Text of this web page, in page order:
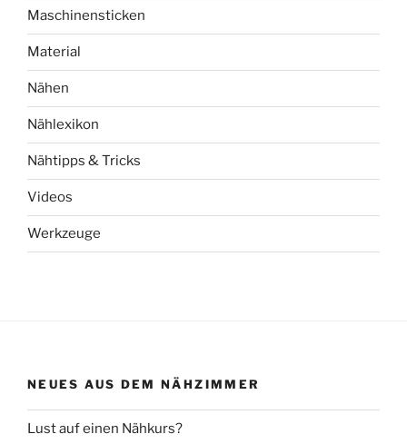
Maschinensticken
Material
Nähen
Nählexikon
Nähtipps & Tricks
Videos
Werkzeuge
NEUES AUS DEM NÄHZIMMER
Lust auf einen Nähkurs?